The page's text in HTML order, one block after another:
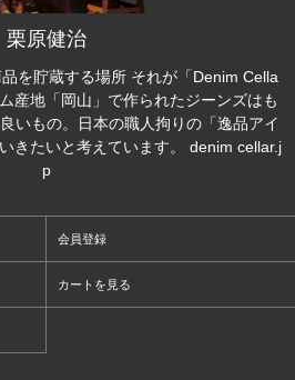
栗原健治
を貯蔵する場所 それが「Denim Cella
産地「岡山」で作られたジーンズはも
いもの。日本の職人拘りの「逸品アイ
きたいと考えています。 denim cellar.j
p
会員登録
カートを見る